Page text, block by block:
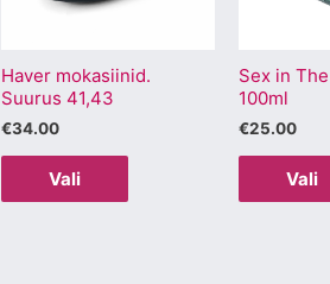
Haver mokasiinid.
Suurus 41,43
€34.00
Vali
teha
Sex in
100ml
€25.00
Vali